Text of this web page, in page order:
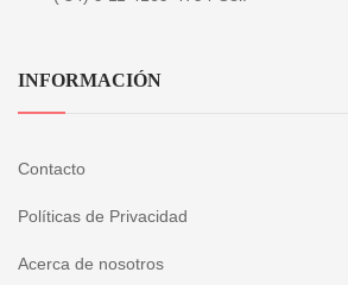
INFORMACIÓN
Contacto
Políticas de Privacidad
Acerca de nosotros